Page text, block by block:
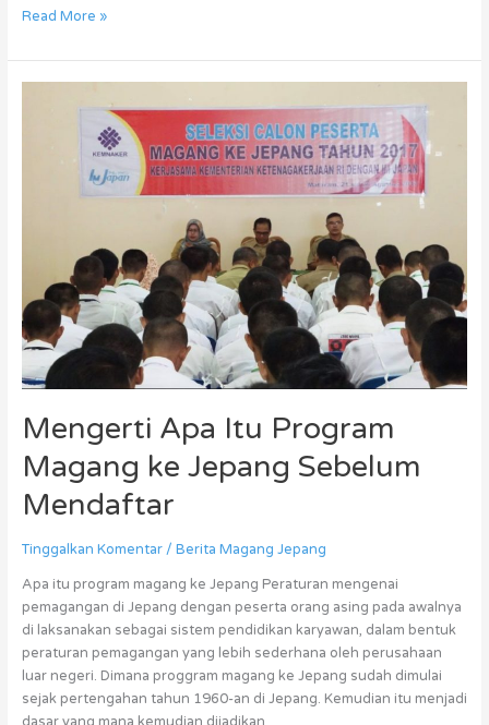
Read More »
Mengerti Apa Itu Program
Magang ke Jepang Sebelum
Mendaftar
Tinggalkan Komentar / Berita Magang Jepang
Apa itu program magang ke Jepang Peraturan mengenai
pemagangan di Jepang dengan peserta orang asing pada awalnya
di laksanakan sebagai sistem pendidikan karyawan, dalam bentuk
peraturan pemagangan yang lebih sederhana oleh perusahaan
luar negeri. Dimana proggram magang ke Jepang sudah dimulai
sejak pertengahan tahun 1960-an di Jepang. Kemudian itu menjadi
dasar yang mana kemudian dijadikan
Mendaftar